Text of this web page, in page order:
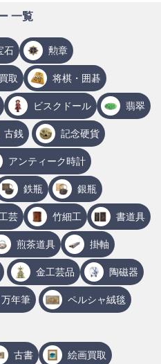
一覧
石 勲章
取 将棋・囲碁
ビスクドール 翡翠
古銭 記念硬貨
アンティーク時計
鉄瓶 銀瓶
芸 竹細工 書道具
煎茶道具 掛軸
金工芸品 陶磁器
万年筆 ペルシャ絨毯
古書 絵画買取